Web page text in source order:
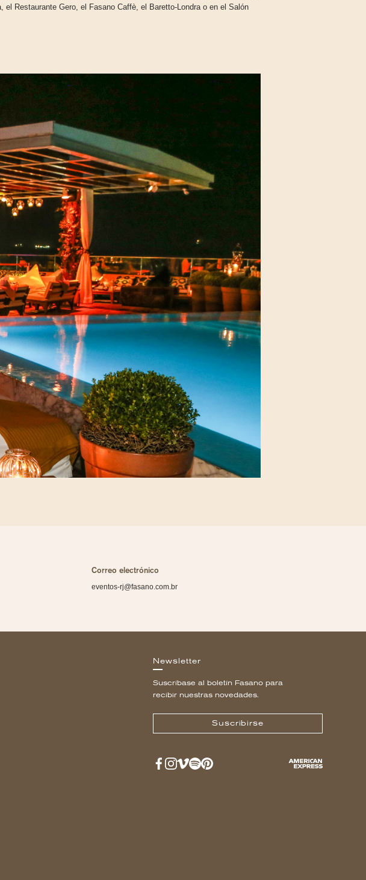
el Restaurante Gero, el Fasano Caffè, el Baretto-Londra o en el Salón
Correo electrónico
eventos-rj@fasano.com.br
Newsletter
Suscríbase al boletín Fasano para
recibir nuestras novedades.
Suscribirse